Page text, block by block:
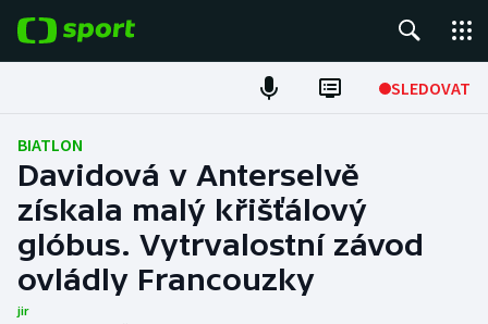
SLEDOVAT
Fotbal
Hokej
Tenis
Atletika
BIATLON
Davidová v Anterselvě
získala malý křišťálový
glóbus. Vytrvalostní závod
ovládly Francouzky
jir